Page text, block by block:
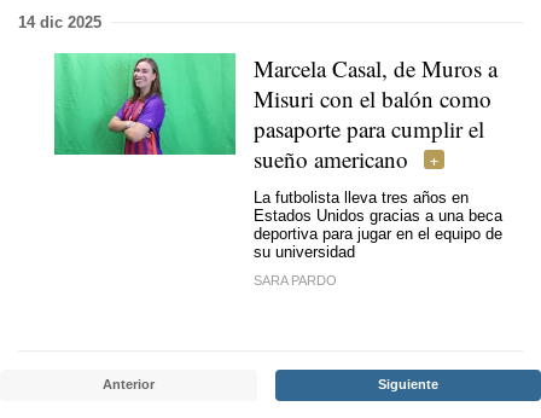
14 dic 2025
Marcela Casal, de Muros a
Misuri con el balón como
pasaporte para cumplir el
sueño americano
La futbolista lleva tres años en
Estados Unidos gracias a una beca
deportiva para jugar en el equipo de
su universidad
SARA PARDO
Anterior Siguiente